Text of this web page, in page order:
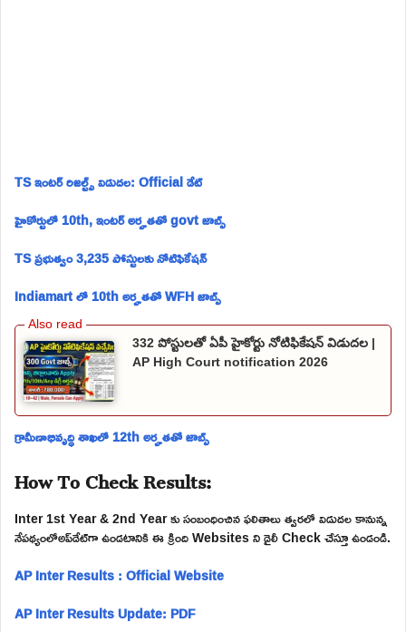
TS ఇంటర్ రిజల్ట్స్ విడుదల: Official డేట్
హైకోర్టులో 10th, ఇంటర్ అర్హతతో govt జాబ్స్
TS ప్రభుత్వం 3,235 పోస్టులకు నోటిఫికేషన్
Indiamart లో 10th అర్హతతో WFH జాబ్స్
332 పోస్టులతో ఏపీ హైకోర్టు నోటిఫికేషన్ విడుదల |
AP High Court notification 2026
గ్రామీణాభివృద్ధి శాఖలో 12th అర్హతతో జాబ్స్
How To Check Results:
Inter 1st Year & 2nd Year కు సంబంధించిన ఫలితాలు త్వరలో విడుదల కానున్న
నేపథ్యంలోఅప్‌డేట్‌గా ఉండటానికి ఈ క్రింది Websites ని డైలీ Check చేస్తూ ఉండండి.
AP Inter Results : Official Website
AP Inter Results Update: PDF